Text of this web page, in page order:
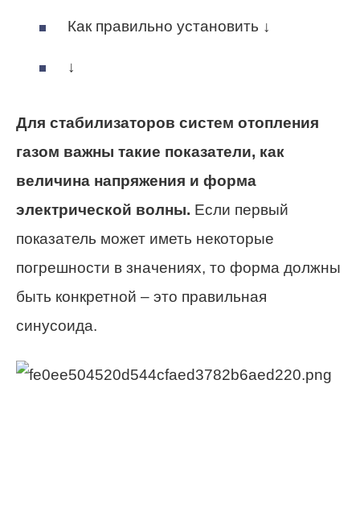
Как правильно установить ↓
↓
Для стабилизаторов систем отопления
газом важны такие показатели, как
величина напряжения и форма
электрической волны. Если первый
показатель может иметь некоторые
погрешности в значениях, то форма должны
быть конкретной – это правильная
синусоида.